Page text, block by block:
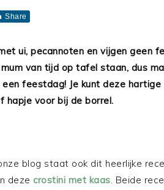
Share
ui, pecannoten en vijgen geen
van tijd op tafel staan, dus
feestdag! Je kunt deze
hapje voor bij de borrel.
blog staat ook dit heerlijke
deze crostini met kaas. Beide